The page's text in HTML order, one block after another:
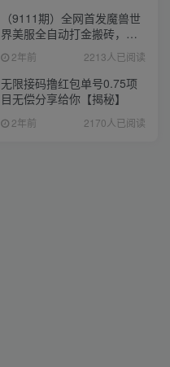
（9111期）全网首发魔兽世
界美服全自动打金搬砖，日
入1000+，简单好操作，保
姆级教学
2年前 2213人已阅读
无限接码撸红包单号0.75项
目无偿分享给你【揭秘】
2年前 2170人已阅读